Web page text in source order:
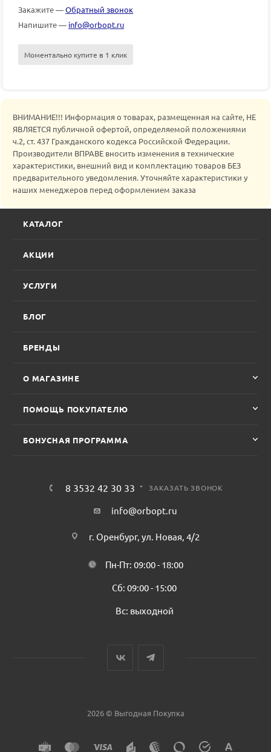
Закажите —Обратный звонок
Напишите — info@orbopt.ru
Моментально купите в 1 клик
ВНИМАНИЕ!!! Информация о товарах, размещенная на сайте, НЕ
ЯВЛЯЕТСЯ публичной офертой, определяемой положениями
ч.2, ст. 437 Гражданского кодекса Российской Федерации.
Производители ВПРАВЕ вносить изменения в технические
характеристики, внешний вид и комплектацию товаров БЕЗ
предварительного уведомления. Уточняйте характеристики у
наших менеджеров перед оформлением заказа
КАТАЛОГ
АКЦИИ
УСЛУГИ
БЛОГ
БРЕНДЫ
О МАГАЗИНЕ
ПОМОЩЬ ПОКУПАТЕЛЮ
БОНУСНАЯ ПРОГРАММА
8 3532 42 30 33 ЗАКАЗАТЬ ЗВОНОК
info@orbopt.ru
г. Оренбург, ул. Новая, 4/2
Пн-Пт: 09:00 - 18:00
Сб: 09:00 - 15:00
Вс: выходной
2026 © Выгодная Покупка